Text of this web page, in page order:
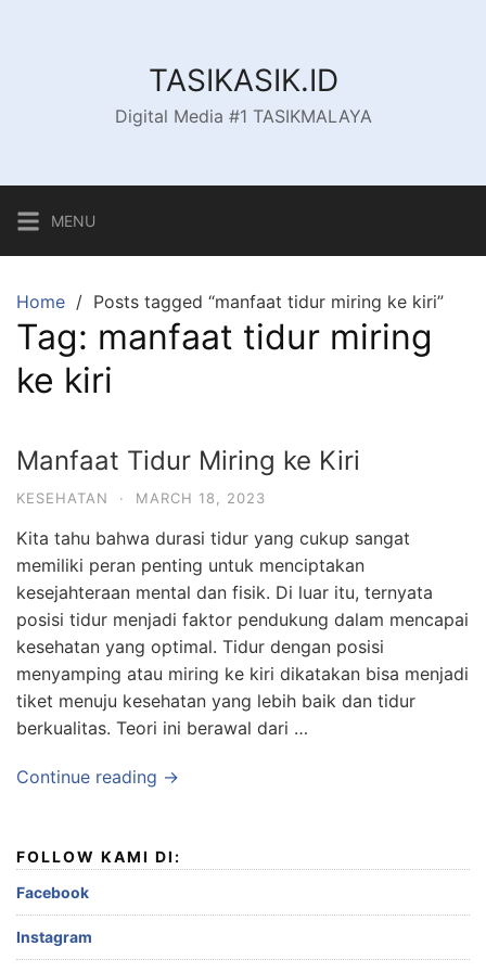
TASIKASIK.ID
Digital Media #1 TASIKMALAYA
MENU
Home Posts tagged “manfaat tidur miring ke kiri”
Tag: manfaat tidur miring
ke kiri
Manfaat Tidur Miring ke Kiri
KESEHATAN · MARCH 18, 2023
Kita tahu bahwa durasi tidur yang cukup sangat
memiliki peran penting untuk menciptakan
kesejahteraan mental dan fisik. Di luar itu, ternyata
posisi tidur menjadi faktor pendukung dalam mencapai
kesehatan yang optimal. Tidur dengan posisi
menyamping atau miring ke kiri dikatakan bisa menjadi
tiket menuju kesehatan yang lebih baik dan tidur
berkualitas. Teori ini berawal dari …
Continue reading →
FOLLOW KAMI DI:
Facebook
Instagram